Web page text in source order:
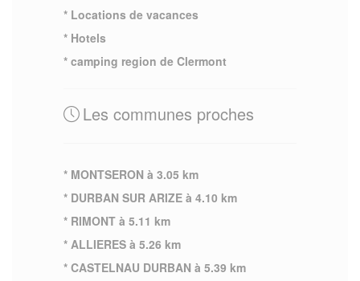
* Locations de vacances
* Hotels
* camping region de Clermont
Les communes proches
* MONTSERON à 3.05 km
* DURBAN SUR ARIZE à 4.10 km
* RIMONT à 5.11 km
* ALLIERES à 5.26 km
* CASTELNAU DURBAN à 5.39 km